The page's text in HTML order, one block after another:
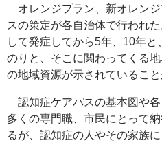
オレンジプラン、新オレン
スの策定が各自治体で行われ
して発症してから5年、10年
のりと、そこに関わってくる
の地域資源が示されているこ
認知症ケアパスの基本図や
多くの専門職、市民にとって
るが、認知症の人やその家族